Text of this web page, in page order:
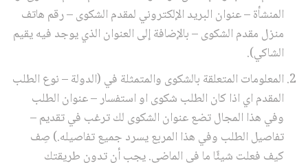
المنشأة – عنوان البريد الإلكتروني لمقدم الشكوى – رقم هاتف
منزل مقدم الشكوى – بالإضافة إلى العنوان الذي يوجد فيه يقيم
الشاكي).
المعلومات المتعلقة بالشكوى والمتمثلة في (الدولة – نوع الطلب
المقدم اي اذا كان الطلب شكوى او استفسار – عنوان الطلب
وفي هذا المجال تضع عنوان الشكوى لك ترغب في تقديم –
تفاصيل الطلب وفي هذا المربع يسرد جميع تفاصيله.) صِف
كيف فعلت شيئًا ما في الماضي. يجب أن تدون طريقتك